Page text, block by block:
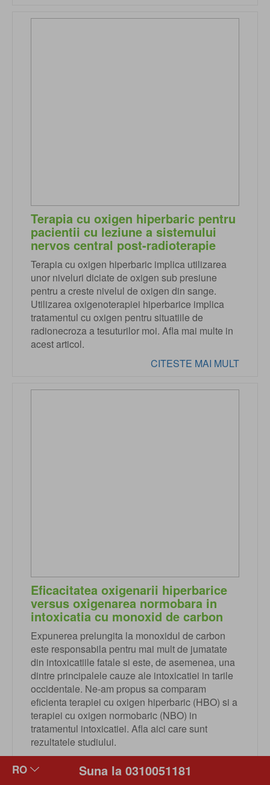
Terapia cu oxigen hiperbaric pentru
pacientii cu leziune a sistemului
nervos central post-radioterapie
Terapia cu oxigen hiperbaric implica utilizarea
unor niveluri diciate de oxigen sub presiune
pentru a creste nivelul de oxigen din sange.
Utilizarea oxigenoterapiei hiperbarice implica
tratamentul cu oxigen pentru situatiile de
radionecroza a tesuturilor moi. Afla mai multe in
acest articol.
CITESTE MAI MULT
Eficacitatea oxigenarii hiperbarice
versus oxigenarea normobara in
intoxicatia cu monoxid de carbon
Expunerea prelungita la monoxidul de carbon
este responsabila pentru mai mult de jumatate
din intoxicatiile fatale si este, de asemenea, una
dintre principalele cauze ale intoxicatiei in tarile
occidentale. Ne-am propus sa comparam
eficienta terapiei cu oxigen hiperbaric (HBO) si a
terapiei cu oxigen normobaric (NBO) in
tratamentul intoxicatiei. Afla aici care sunt
rezultatele studiului.
Suna la 0310051181